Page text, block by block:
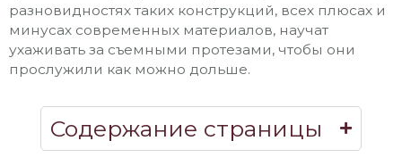
разновидностях таких конструкций, всех плюсах и
минусах современных материалов, научат
ухаживать за съемными протезами, чтобы они
прослужили как можно дольше.
Содержание страницы